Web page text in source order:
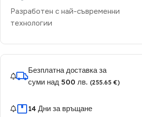
Разработен с най-съвременни
технологии
Безплатна доставка за
суми над 500 лв. (255.65 €)
14 Дни за връщане